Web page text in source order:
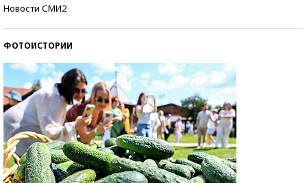
Новости СМИ2
ФОТОИСТОРИИ